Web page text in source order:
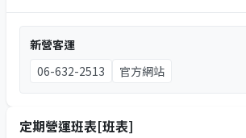
新營客運
06-632-2513
官方網站
定期營運班表[班表]